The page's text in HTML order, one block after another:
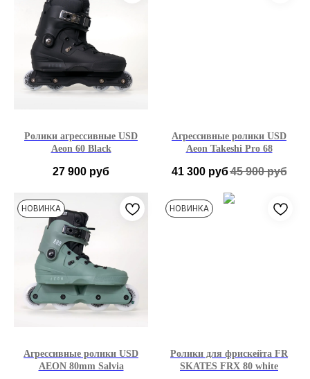
42,5
46
Ролики агрессивные USD
Aeon 60 Black
27 900 руб
36-38 EU 39-40 EU
41-42 EU
45-46 EU
Агрессивные ролики USD
Aeon Takeshi Pro 68
41 300 руб45 900 руб
39-40 EU 43-44 EU
НОВИНКА
Агрессивные ролики USD
AEON 80mm Salvia
НОВИНКА
Ролики для фрискейта FR
SKATES FRX 80 white